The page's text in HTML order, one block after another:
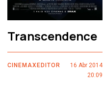
Transcendence
CINEMAXEDITOR
16 Abr 2014
20:09